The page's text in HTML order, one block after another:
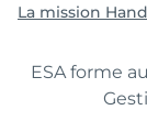
ESA forme
La mission